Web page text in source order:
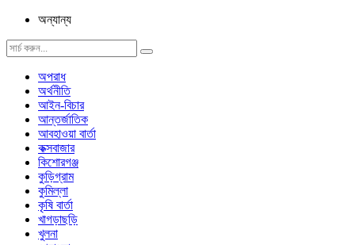
অন্যান্য
অপরাধ
অর্থনীতি
আইন-বিচার
আন্তর্জাতিক
আবহাওয়া বার্তা
কক্সবাজার
কিশোরগঞ্জ
কুড়িগ্রাম
কুমিল্লা
কৃষি বার্তা
খাগড়াছড়ি
খুলনা